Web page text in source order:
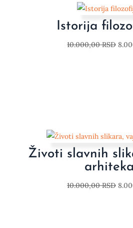
Istorija
10.000,00RSD
Životi slavnih
10.000,00RSD